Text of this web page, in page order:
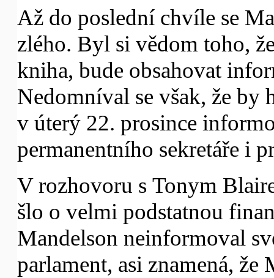
Až do poslední chvíle se
zlého. Byl si vědom toho,
kniha, bude obsahovat
Nedomníval se však, že by
v úterý 22. prosince
permanentního sekretáře i
V rozhovoru s Tonym
šlo o velmi podstatnou
Mandelson neinformoval
parlament, asi znamená,